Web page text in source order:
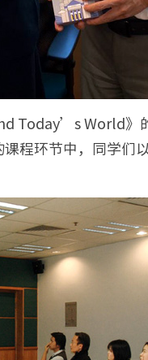
Today’s World》
环节中，同学们